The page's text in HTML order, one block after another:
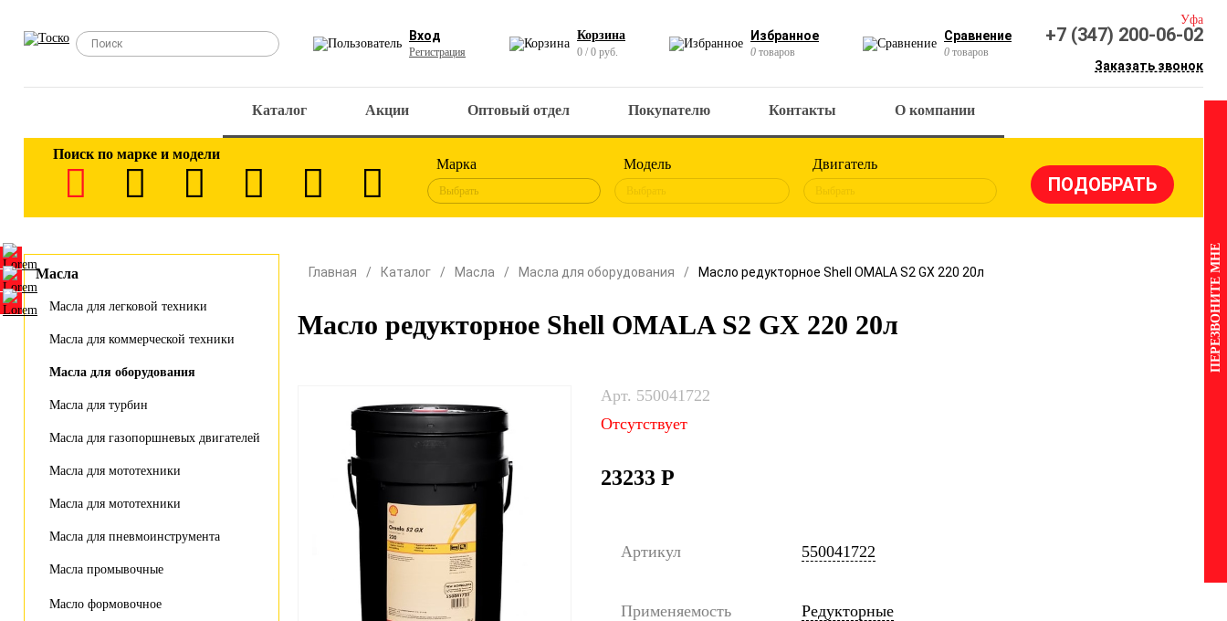
Вход
Регистрация
Корзина
0 / 0 руб.
Избранное
0 товаров
Сравнение
0 товаров
Уфа
+7 (347) 200-06-02
Заказать звонок
Каталог Акции Оптовый отдел Покупателю Контакты О компании
Поиск по марке и модели
Марка
Выбрать
Модель
Выбрать
Двигатель
Выбрать
Масла
Масла для легковой техники
Масла для коммерческой техники
Масла для оборудования
Масла для турбин
Масла для газопоршневых двигателей
Масла для мототехники
Масла для мототехники
Масла для пневмоинструмента
Масла промывочные
Масло формовочное
Главная Каталог Масла Масла для оборудования Масло редукторное Shell OMALA S2 GX 220 20л
Масло редукторное Shell OMALA S2 GX 220 20л
Арт. 550041722
Отсутствует
23233 Р
Артикул 550041722
Применяемость Редукторные
ПЕРЕЗВОНИТЕ МНЕ